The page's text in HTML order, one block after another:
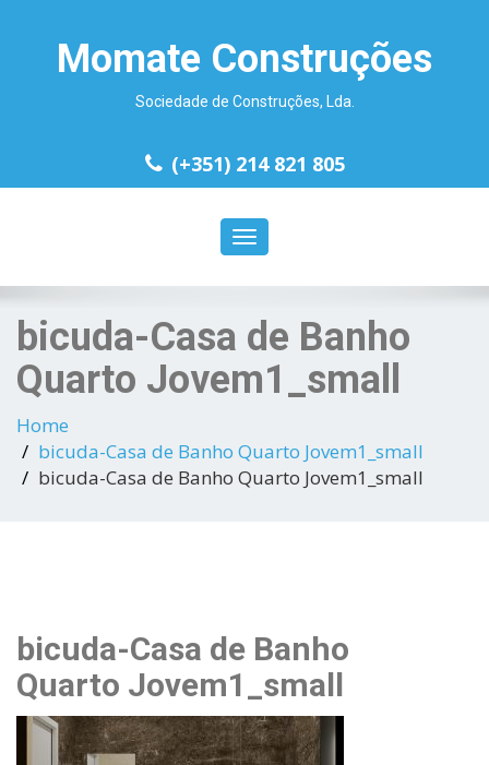
Momate Construções
Sociedade de Construções, Lda.
(+351) 214 821 805
Toggle
navigation
bicuda-Casa de Banho
Quarto Jovem1_small
Home
bicuda-Casa de Banho Quarto Jovem1_small
bicuda-Casa de Banho Quarto Jovem1_small
bicuda-Casa de Banho
Quarto Jovem1_small